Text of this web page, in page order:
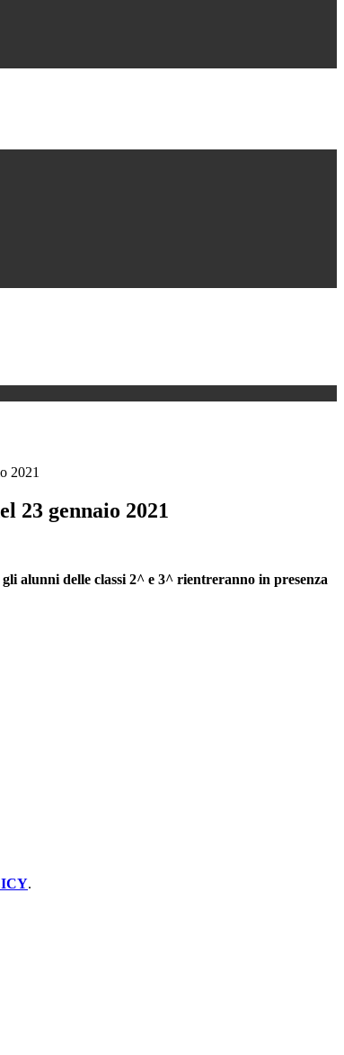
2021
23 gennaio 2021
alunni delle classi 2^ e 3^ rientreranno in presenza
.